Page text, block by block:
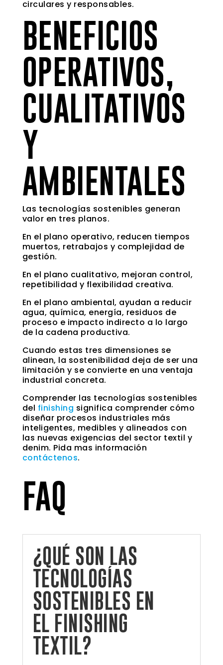
circulares y responsables.
BENEFICIOS
OPERATIVOS,
CUALITATIVOS
Y
AMBIENTALES
Las tecnologías sostenibles generan
valor en tres planos.
En el plano operativo, reducen tiempos
muertos, retrabajos y complejidad de
gestión.
En el plano cualitativo, mejoran control,
repetibilidad y flexibilidad creativa.
En el plano ambiental, ayudan a reducir
agua, química, energía, residuos de
proceso e impacto indirecto a lo largo
de la cadena productiva.
Cuando estas tres dimensiones se
alinean, la sostenibilidad deja de ser una
limitación y se convierte en una ventaja
industrial concreta.
Comprender las tecnologías sostenibles
del finishing significa comprender cómo
diseñar procesos industriales más
inteligentes, medibles y alineados con
las nuevas exigencias del sector textil y
denim. Pida mas información
contáctenos.
FAQ
¿QUÉ SON LAS
TECNOLOGÍAS
SOSTENIBLES EN
EL FINISHING
TEXTIL?